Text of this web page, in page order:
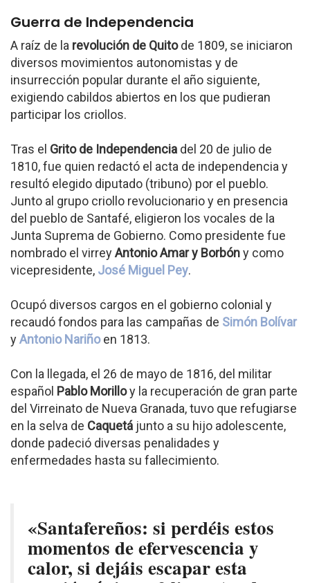
Guerra de Independencia
A raíz de la revolución de Quitode 1809, se iniciaron
diversos movimientos autonomistas y de
insurrección popular durante el año siguiente,
exigiendo cabildos abiertos en los que pudieran
participar los criollos.
Tras el Grito de Independencia del 20 de julio de
1810, fue quien redactó el acta de independencia y
resultó elegido diputado (tribuno) por el pueblo.
Junto al grupo criollo revolucionario y en presencia
del pueblo de Santafé, eligieron los vocales de la
Junta Suprema de Gobierno. Como presidente fue
nombrado el virreyAntonio Amar y Borbóny como
vicepresidente, José Miguel Pey.
Ocupó diversos cargos en el gobierno colonial y
recaudó fondos para las campañas de Simón Bolívar
yAntonio Nariñoen 1813.
Con la llegada, el 26 de mayo de 1816, del militar
español Pablo Morilloy la recuperación de gran parte
del Virreinato de Nueva Granada, tuvo que refugiarse
en la selva de Caquetá junto a su hijo adolescente,
donde padeció diversas penalidades y
enfermedades hasta su fallecimiento.
«Santafereños: si perdéis estos
momentos de efervescencia y
calor, si dejáis escapar esta